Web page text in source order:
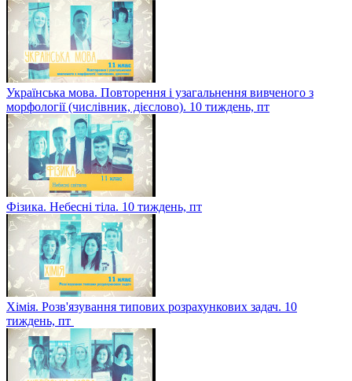
Українська мова. Повторення і узагальнення вивченого з
морфології (числівник, дієслово). 10 тиждень, пт
Фізика. Небесні тіла. 10 тиждень, пт
Хімія. Розв'язування типових розрахункових задач. 10
тиждень, пт